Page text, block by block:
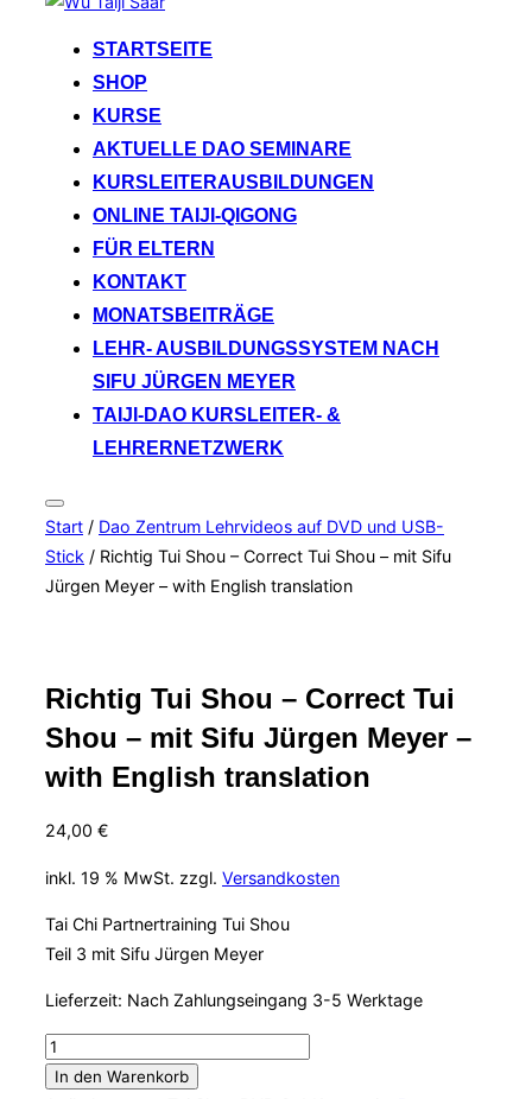
springen
STARTSEITE
SHOP
KURSE
AKTUELLE DAO SEMINARE
KURSLEITERAUSBILDUNGEN
ONLINE TAIJI-QIGONG
FÜR ELTERN
KONTAKT
MONATSBEITRÄGE
LEHR- AUSBILDUNGSSYSTEM NACH
SIFU JÜRGEN MEYER
TAIJI-DAO KURSLEITER- &
LEHRERNETZWERK
Seitenleiste
&
Navigation
umschalten
Start / Dao Zentrum Lehrvideos auf DVD und USB-
Stick / Richtig Tui Shou – Correct Tui Shou – mit Sifu
Jürgen Meyer – with English translation
Richtig Tui Shou – Correct Tui
Shou – mit Sifu Jürgen Meyer –
with English translation
24,00 €
inkl. 19 % MwSt. zzgl. Versandkosten
Tai Chi Partnertraining Tui Shou
Teil 3 mit Sifu Jürgen Meyer
Lieferzeit: Nach Zahlungseingang 3-5 Werktage
Richtig
Tui
In den Warenkorb